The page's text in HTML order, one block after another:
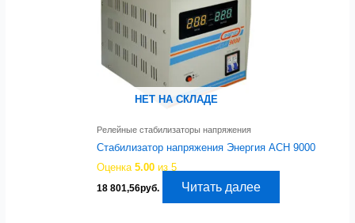
НЕТ НА СКЛАДЕ
Релейные стабилизаторы напряжения
Стабилизатор напряжения Энергия АСН 9000
Оценка5.00 из 5
18 801,56руб. Читать далее